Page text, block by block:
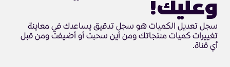
وعليك!
سجل تعديل الكميات هو سجل تدقيق يساعدك في معاينة
تغييرات كميات منتجاتك ومن أين سحبت أو أضيفت ومن قبل
أي قناة.